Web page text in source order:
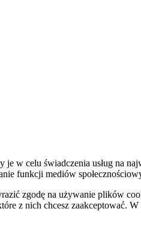
w celu świadczenia usług na
funkcji mediów
zgodę na używanie plików
z nich chcesz zaakceptować.